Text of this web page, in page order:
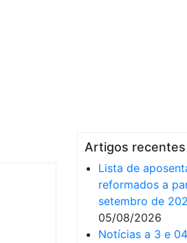
Artigos recentes
Lista de
reformados a
setembro de
05/08/2026
Notícias a 3 e